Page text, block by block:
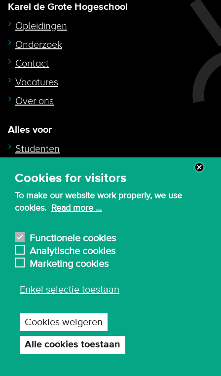
Cookies for visitors
To make our website work properly, we use
cookies. Read more ...
Functionele cookies
Analytische cookies
Marketing cookies
Enkel selectie toestaan
Cookies weigeren
Alle cookies toestaan
Karel de Grote Hogeschool
Opleidingen
Onderzoek
Contact
Vacatures
Over ons
Alles voor
Studenten
Scholen
Pers
Ouders en studiekeuzebegeleiders
Opleidingen
Graduaat
Bachelor-na-bachelor